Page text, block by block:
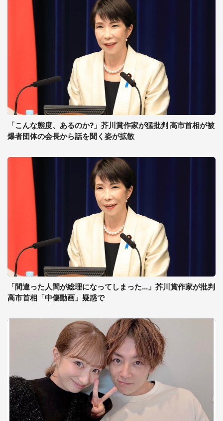
「こんな態度、あるのか?」芥川賞作家が猛批判 高市首相が被
爆者団体の会長から話を聞く姿が拡散
「間違った人間が総理になってしまった...」芥川賞作家が批判
高市首相「中傷動画」疑惑で